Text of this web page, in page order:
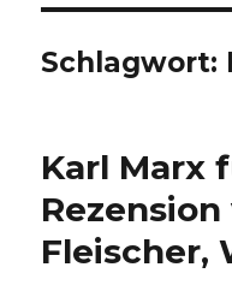
Schlagwort:
Karl Marx
Fleischer,